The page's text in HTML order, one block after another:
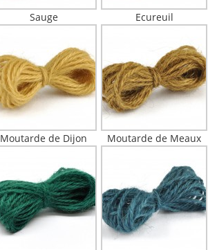
Sauge Ecureuil
Moutarde de Dijon Moutarde de Meaux